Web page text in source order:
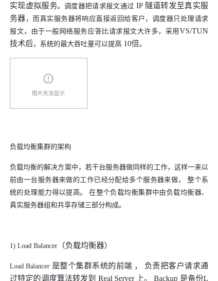
实现虚拟服务。调度器把请求报文通过 IP 隧道转发至真实服
务器 ，而真实服务器将响应直接返回给客户 ， 调度器只处理请求
报文， 由于一般网络服务应答比请求报文大许多 ， 采用VS/TUN
技术后， 系统的最大吞吐量可以提高 10倍。
负载均衡集群的架构
负载均衡的解决方案中，若干台服务器做同样的工作，这样一来以
前由一台服务器来做的工作已经分配给多个服务器来做， 整个系
统的处理能力得以提高。 在整个负载均衡集群中由负载均衡器、
真实服务器组和共享存储三部分构成。
1) Load Balancer （负载均衡器）
Load Balancer 是整个集群系统的前端 ， 负责把客户请求通
过特定的调度算法转发到 Real Server 上。Backup 是备份L